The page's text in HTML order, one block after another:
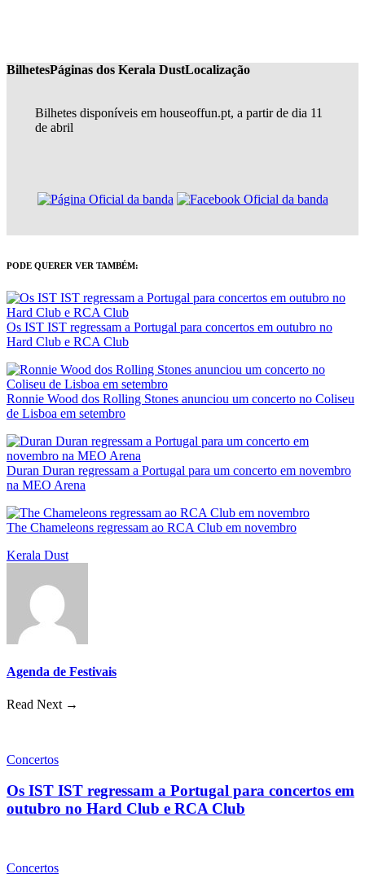
BilhetesPáginas dos Kerala DustLocalização
Bilhetes disponíveis em houseoffun.pt, a partir de dia 11
de abril
PODE QUERER VER TAMBÉM:
Os IST IST regressam a Portugal para concertos em outubro no
Hard Club e RCA Club
Ronnie Wood dos Rolling Stones anunciou um concerto no Coliseu
de Lisboa em setembro
Duran Duran regressam a Portugal para um concerto em novembro
na MEO Arena
The Chameleons regressam ao RCA Club em novembro
Kerala Dust
Agenda de Festivais
Read Next →
Concertos
Os IST IST regressam a Portugal para concertos em
outubro no Hard Club e RCA Club
Concertos